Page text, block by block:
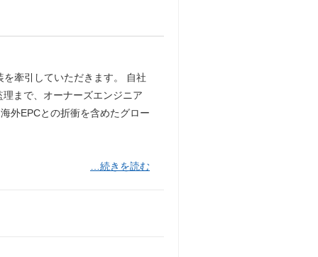
牽引していただきます。 自社
まで、オーナーズエンジニア
外EPCとの折衝を含めたグロー
…続きを読む